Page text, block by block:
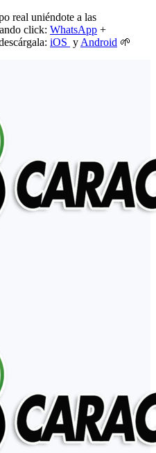
real uniéndote a las
click: WhatsApp +
iOS y Android 🌱